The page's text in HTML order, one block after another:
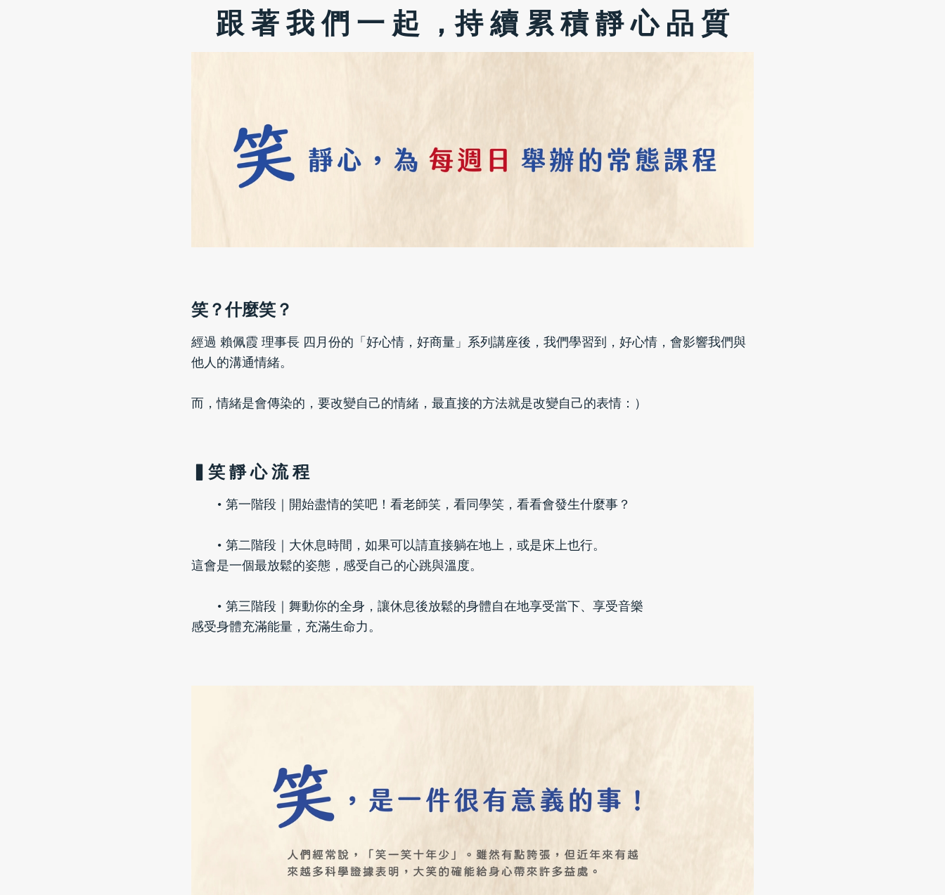
跟 著 我 們 一 起 ，持 續 累 積 靜 心 品 質
笑？什麼笑？
經過 賴佩霞 理事長 四月份的「好心情，好商量」系列講座後，我們學習到，好心情，會影響我們與
他人的溝通情緒。
而，情緒是會傳染的，要改變自己的情緒，最直接的方法就是改變自己的表情：）
▍笑 靜 心 流 程
第一階段｜開始盡情的笑吧！看老師笑，看同學笑，看看會發生什麼事？
第二階段｜大休息時間，如果可以請直接躺在地上，或是床上也行。
這會是一個最放鬆的姿態，感受自己的心跳與溫度。
第三階段｜舞動你的全身，讓休息後放鬆的身體自在地享受當下、享受音樂
感受身體充滿能量，充滿生命力。